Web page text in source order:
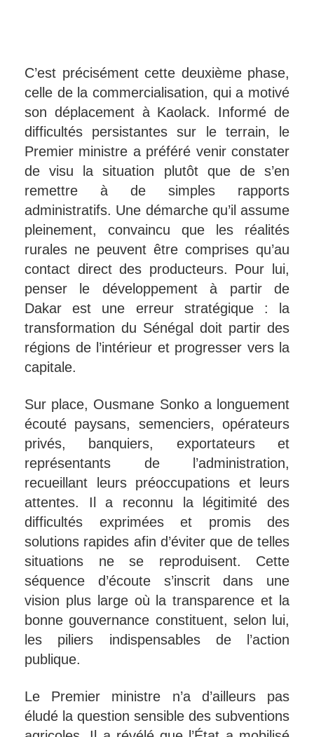
C’est précisément cette deuxième phase,
celle de la commercialisation, qui a motivé
son déplacement à Kaolack. Informé de
difficultés persistantes sur le terrain, le
Premier ministre a préféré venir constater
de visu la situation plutôt que de s’en
remettre à de simples rapports
administratifs. Une démarche qu’il assume
pleinement, convaincu que les réalités
rurales ne peuvent être comprises qu’au
contact direct des producteurs. Pour lui,
penser le développement à partir de
Dakar est une erreur stratégique : la
transformation du Sénégal doit partir des
régions de l’intérieur et progresser vers la
capitale.
Sur place, Ousmane Sonko a longuement
écouté paysans, semenciers, opérateurs
privés, banquiers, exportateurs et
représentants de l’administration,
recueillant leurs préoccupations et leurs
attentes. Il a reconnu la légitimité des
difficultés exprimées et promis des
solutions rapides afin d’éviter que de telles
situations ne se reproduisent. Cette
séquence d’écoute s’inscrit dans une
vision plus large où la transparence et la
bonne gouvernance constituent, selon lui,
les piliers indispensables de l’action
publique.
Le Premier ministre n’a d’ailleurs pas
éludé la question sensible des subventions